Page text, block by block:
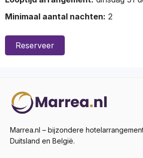
Minimaal aantal nachten: 2
Reserveer
Marrea.nl – bijzondere
Duitsland en België.